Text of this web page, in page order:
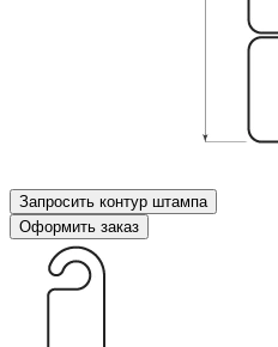
Запросить контур штампа
Оформить заказ